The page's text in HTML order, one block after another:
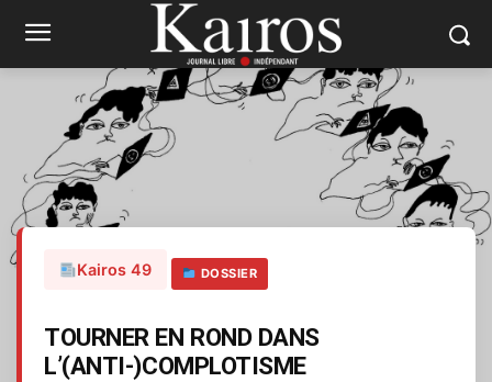
Kairos 49 DOSSIER
TOURNER EN ROND DANS
L’(ANTI-)COMPLOTISME